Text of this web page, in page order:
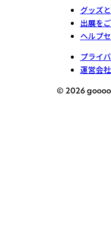
グッズ
出展を
ヘルプ
プライ
運営会社
© 2026